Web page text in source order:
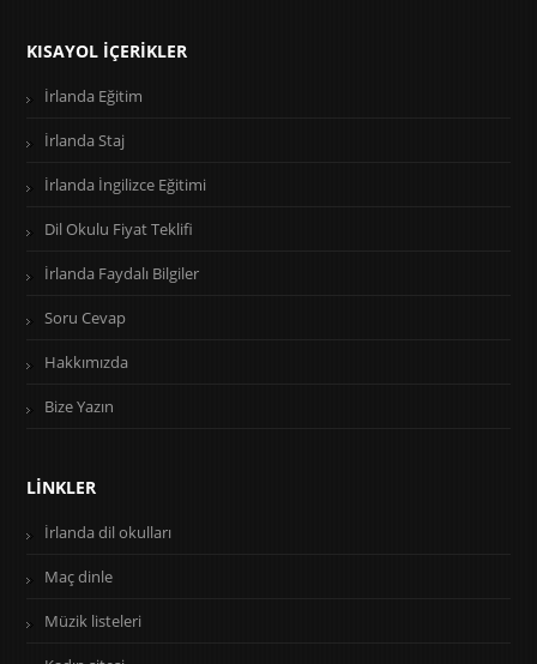
KISAYOL İÇERIKLER
İrlanda Eğitim
İrlanda Staj
İrlanda İngilizce Eğitimi
Dil Okulu Fiyat Teklifi
İrlanda Faydalı Bilgiler
Soru Cevap
Hakkımızda
Bize Yazın
LINKLER
İrlanda dil okulları
Maç dinle
Müzik listeleri